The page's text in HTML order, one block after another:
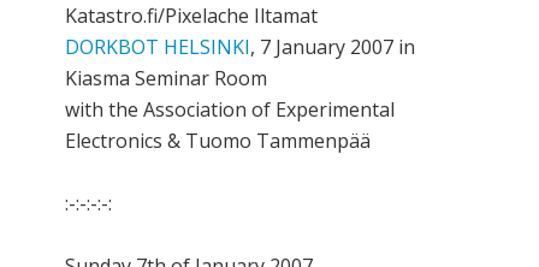
Katastro.fi/Pixelache Iltamat
DORKBOT HELSINKI, 7 January 2007 in
Kiasma Seminar Room
with the Association of Experimental
Electronics & Tuomo Tammenpää
:-:-:-:-: